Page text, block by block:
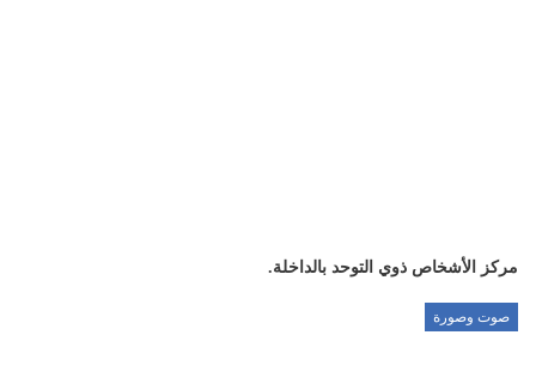
مركز الأشخاص ذوي التوحد بالداخلة.
صوت وصورة